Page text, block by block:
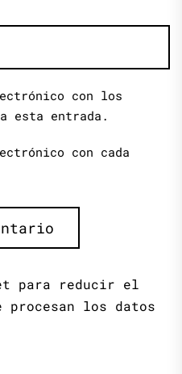
con los
esta entrada.
con cada
para reducir el
procesan los datos